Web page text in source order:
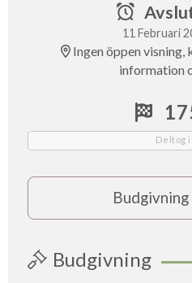
11 Februari
Ingen öppen
information
Deltog
Budgivning